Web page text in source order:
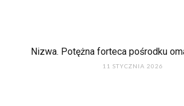
Nizwa. Potężna forteca pośrodku
11 STYCZNIA 2026